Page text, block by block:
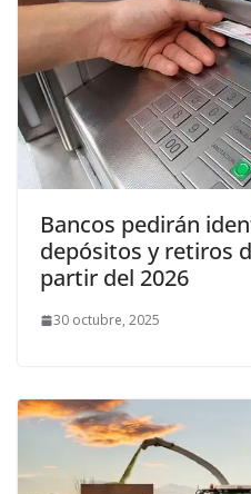
Bancos pedirán
depósitos y retiros
partir del 2026
30 octubre, 2025